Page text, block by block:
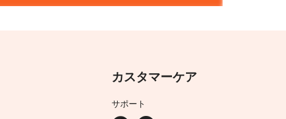
カスタマーケア
サポート